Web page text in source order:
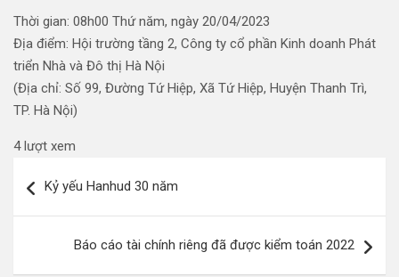
Thời gian: 08h00 Thứ năm, ngày 20/04/2023
Địa điểm: Hội trường tầng 2, Công ty cổ phần Kinh doanh Phát
triển Nhà và Đô thị Hà Nội
(Địa chỉ: Số 99, Đường Tứ Hiệp, Xã Tứ Hiệp, Huyện Thanh Trì,
TP. Hà Nội)
4 lượt xem
hướng
Kỷ yếu Hanhud 30 năm
Báo cáo tài chính riêng đã được kiểm toán 2022